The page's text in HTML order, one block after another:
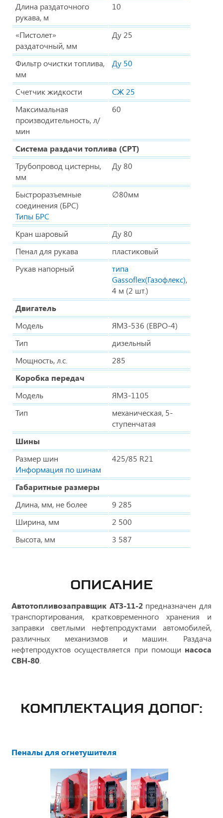
Длина раздаточного
рукава, м
10
«Пистолет»
раздаточный, мм
Ду 25
Фильтр очистки топлива,
мм
Ду 50
Счетчик жидкости
СЖ 25
Максимальная
производительность, л/
мин
60
Система раздачи топлива (СРТ)
Трубопровод цистерны,
мм
Ду 80
Быстроразъемные
соединения (БРС)
Типы БРС
∅80мм
Кран шаровый
Ду 80
Пенал для рукава
пластиковый
Рукав напорный
типа
Gassoflex(Газофлекс),
4 м (2 шт.)
Двигатель
Модель
ЯМЗ-536 (ЕВРО-4)
Тип
дизельный
Мощность, л.с.
285
Коробка передач
Модель
ЯМЗ-1105
Тип
механическая, 5-
ступенчатая
Шины
Размер шин
Информация по шинам
425/85 R21
Габаритные размеры
Длина, мм, не более
9 285
Ширина, мм
2 500
Высота, мм
3 587
ОПИСАНИЕ
Автотопливозаправщик АТЗ-11-2предназначен для
транспортирования, кратковременного хранения и
заправки светлыми нефтепродуктами автомобилей,
различных механизмов и машин. Раздача
нефтепродуктов осуществляется при помощи насоса
СВН-80
КОМПЛЕКТАЦИЯ ДОПОГ:
Пеналы для огнетушителя